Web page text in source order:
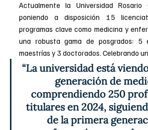
Actualmente la Universidad Rosario
poniendo a disposición 15
programas clave como medicina y
una robusta gama de posgrados: 5
maestrías y 3 doctorados. Celebrando
“La universidad está
generación de
comprendiendo 250
titulares en 2024,
de la primera